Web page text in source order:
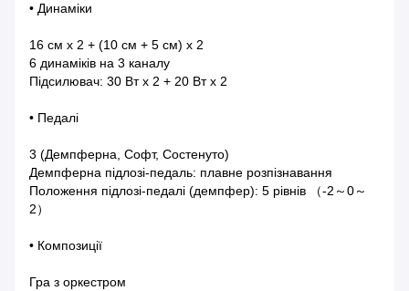
• Динаміки
16 см x 2 + (10 см + 5 см) x 2
6 динаміків на 3 каналу
Підсилювач: 30 Вт x 2 + 20 Вт x 2
• Педалі
3 (Демпферна, Софт, Состенуто)
Демпферна підлозі-педаль: плавне розпізнавання
Положення підлозі-педалі (демпфер): 5 рівнів （-2～0～
2）
• Композиції
Гра з оркестром